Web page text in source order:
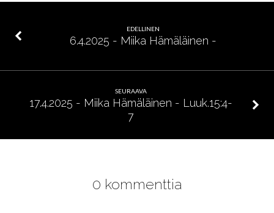
EDELLINEN
6.4.2025 - Miika Hämäläinen -
SEURAAVA
17.4.2025 - Miika Hämäläinen - Luuk.15:4-
7
0 kommenttia